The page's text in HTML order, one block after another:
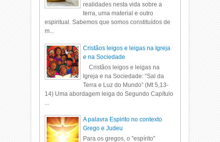
realidades nesta vida sobre a
terra, uma material e outro
espiritual. Sabemos que somos constituídos de
m...
Cristãos leigos e leigas na Igreja
e na Sociedade
Cristãos leigos e leigas na
Igreja e na Sociedade: “Sal da
Terra e Luz do Mundo” (Mt 5,13-
14) Uma abordagem leiga do Segundo Capítulo
A palavra Espirito no contexto
Grego e Judeu
Para os gregos, o "espírito"